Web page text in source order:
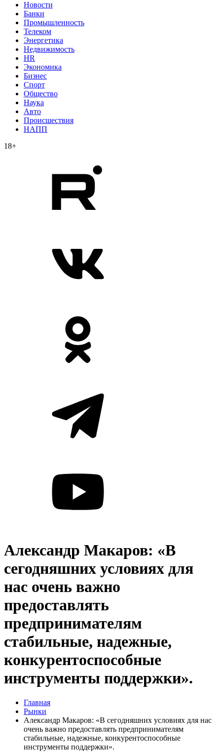
Новости
Банки
Промышленность
Телеком
Энергетика
Недвижимость
HR
Экономика
Бизнес
Спорт
Общество
Наука
Авто
Происшествия
НАПП
18+
Александр Макаров: «В
сегодняшних условиях для
нас очень важно
предоставлять
предпринимателям
стабильные, надежные,
конкурентоспособные
инструменты поддержки».
Главная
Рынки
Александр Макаров: «В сегодняшних условиях для нас
очень важно предоставлять предпринимателям
стабильные, надежные, конкурентоспособные
инструменты поддержки».